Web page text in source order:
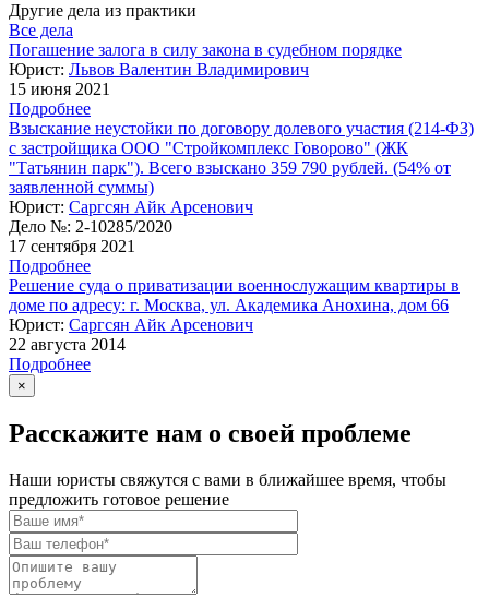
Другие дела из практики
Все дела
Погашение залога в силу закона в судебном порядке
Юрист: Львов Валентин Владимирович
15 июня 2021
Подробнее
Взыскание неустойки по договору долевого участия (214-ФЗ)
с застройщика ООО "Стройкомплекс Говорово" (ЖК
"Татьянин парк"). Всего взыскано 359 790 рублей. (54% от
заявленной суммы)
Юрист: Саргсян Айк Арсенович
Дело №: 2-10285/2020
17 сентября 2021
Подробнее
Решение суда о приватизации военнослужащим квартиры в
доме по адресу: г. Москва, ул. Академика Анохина, дом 66
Юрист: Саргсян Айк Арсенович
22 августа 2014
Подробнее
×
Расскажите нам о своей проблеме
Наши юристы свяжутся с вами в ближайшее время, чтобы
предложить готовое решение